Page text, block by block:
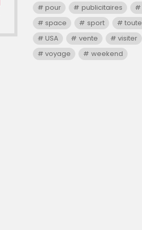
pour
publicitaires
space
sport toute
USA
vente visiter
voyage
weekend